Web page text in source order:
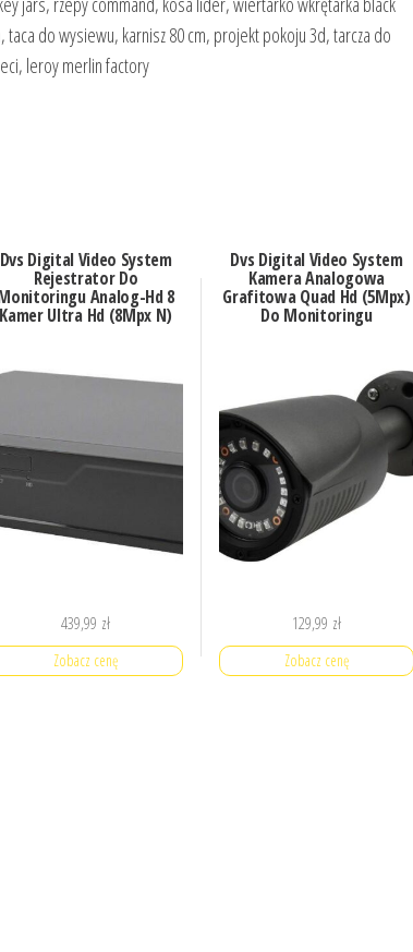
do wysiewu, karnisz 80 cm, projekt pokoju 3d, tarcza do
leroy merlin factory
Dvs Digital Video System
Rejestrator Do
Analog-Hd 8
Kamer Ultra Hd (8Mpx N)
439,99 zł
Zobacz cenę
Dvs Digital Video System
Kamera Analogowa
Grafitowa Quad Hd (5Mpx)
Do Monitoringu
129,99 zł
Zobacz cenę